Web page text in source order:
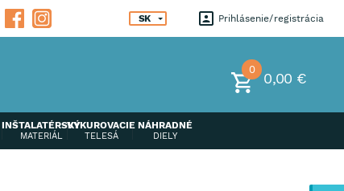
Prihlásenie registrácia
SK
0
0,00 €
INŠTALATÉRSKÝ
MATERIÁL
VYKUROVACIE
TELESÁ
NÁHRADNÉ
DIELY